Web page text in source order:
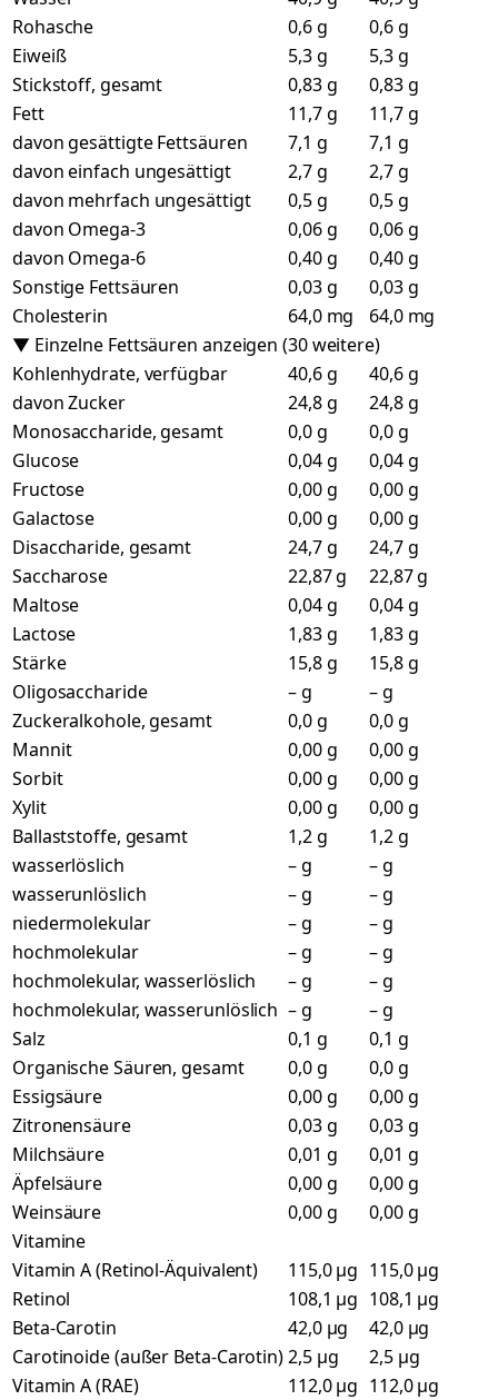
Rohasche
0,6 g
0,6 g
Eiweiß
5,3 g
5,3 g
Stickstoff, gesamt
0,83 g
0,83 g
Fett
11,7 g
11,7 g
davon gesättigte Fettsäuren
7,1 g
7,1 g
davon einfach ungesättigt
2,7 g
2,7 g
davon mehrfach ungesättigt
0,5 g
0,5 g
davon Omega-3
0,06 g
0,06 g
davon Omega-6
0,40 g
0,40 g
Sonstige Fettsäuren
0,03 g
0,03 g
Cholesterin
64,0 mg
64,0 mg
▼ Einzelne Fettsäuren anzeigen (30 weitere)
Kohlenhydrate, verfügbar
40,6 g
40,6 g
davon Zucker
24,8 g
24,8 g
Monosaccharide, gesamt
0,0 g
0,0 g
Glucose
0,04 g
0,04 g
Fructose
0,00 g
0,00 g
Galactose
0,00 g
0,00 g
Disaccharide, gesamt
24,7 g
24,7 g
Saccharose
22,87 g
22,87 g
Maltose
0,04 g
0,04 g
Lactose
1,83 g
1,83 g
Stärke
15,8 g
15,8 g
Oligosaccharide
– g
– g
Zuckeralkohole, gesamt
0,0 g
0,0 g
Mannit
0,00 g
0,00 g
Sorbit
0,00 g
0,00 g
Xylit
0,00 g
0,00 g
Ballaststoffe, gesamt
1,2 g
1,2 g
wasserlöslich
– g
– g
wasserunlöslich
– g
– g
niedermolekular
– g
– g
hochmolekular
– g
– g
hochmolekular, wasserlöslich
– g
– g
hochmolekular, wasserunlöslich – g
– g
Salz
0,1 g
0,1 g
Organische Säuren, gesamt
0,0 g
0,0 g
Essigsäure
0,00 g
0,00 g
Zitronensäure
0,03 g
0,03 g
Milchsäure
0,01 g
0,01 g
Äpfelsäure
0,00 g
0,00 g
Weinsäure
0,00 g
0,00 g
Vitamine
Vitamin A (Retinol-Äquivalent)
115,0 µg 115,0 µg
Retinol
108,1 µg 108,1 µg
Beta-Carotin
42,0 µg
42,0 µg
Carotinoide (außer Beta-Carotin)2,5 µg
2,5 µg
Vitamin A (RAE)
112,0 µg 112,0 µg